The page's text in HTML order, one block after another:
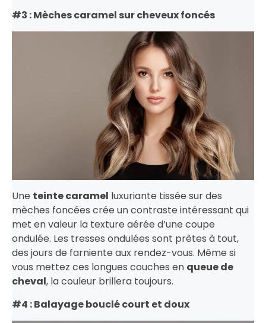
#3 : Mèches caramel sur cheveux foncés
Une teinte caramel luxuriante tissée sur des
mèches foncées crée un contraste intéressant qui
met en valeur la texture aérée d’une coupe
ondulée. Les tresses ondulées sont prêtes à tout,
des jours de farniente aux rendez-vous. Même si
vous mettez ces longues couches en queue de
cheval, la couleur brillera toujours.
#4 : Balayage bouclé court et doux